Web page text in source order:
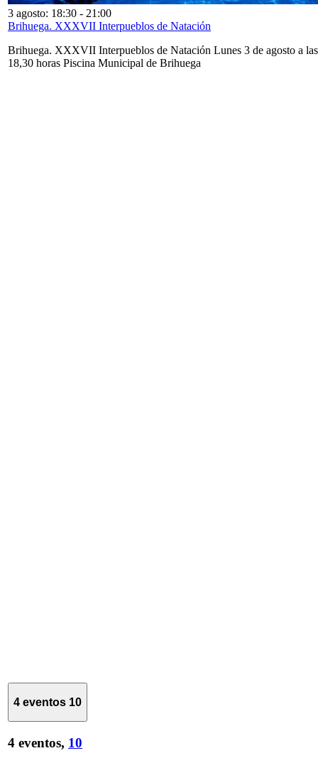
3 agosto: 18:30 - 21:00
Brihuega. XXXVII Interpueblos de Natación
Brihuega. XXXVII Interpueblos de Natación Lunes 3 de agosto a las
18,30 horas Piscina Municipal de Brihuega
4 eventos 10
4 eventos, 10